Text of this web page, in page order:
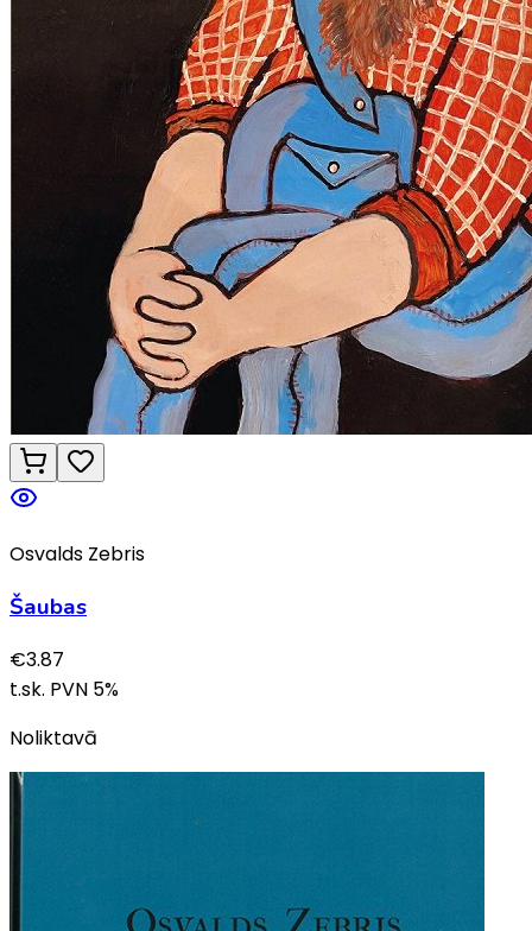
Osvalds Zebris
Šaubas
€3.87
t.sk. PVN 5%
Noliktavā